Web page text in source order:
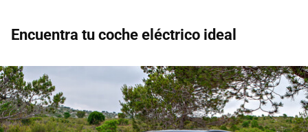
Encuentra tu coche eléctrico ideal